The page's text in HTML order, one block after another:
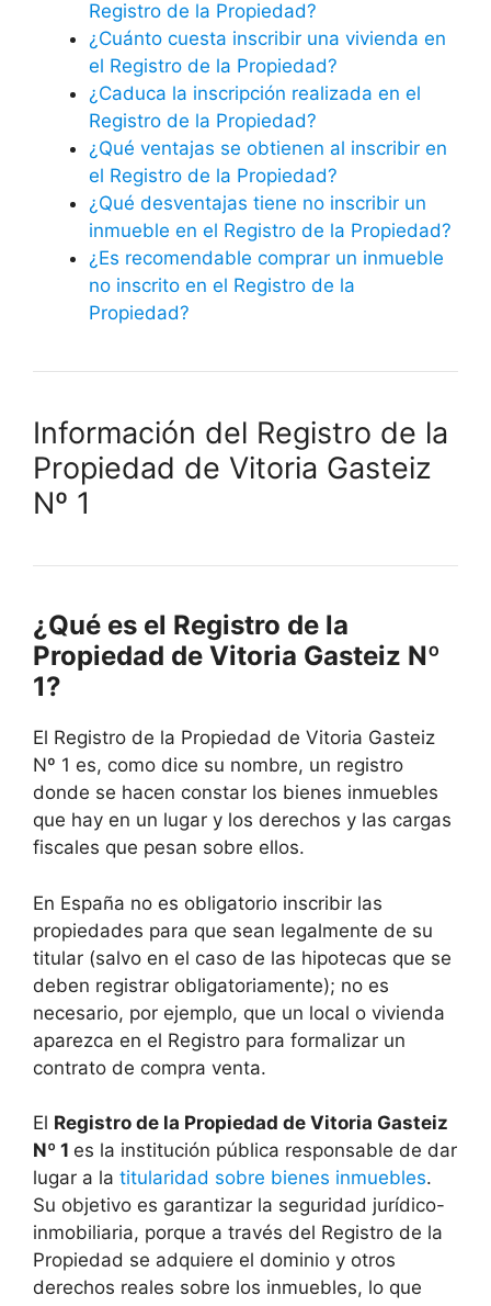
Registro de la Propiedad?
¿Cuánto cuesta inscribir una vivienda en
el Registro de la Propiedad?
¿Caduca la inscripción realizada en el
Registro de la Propiedad?
¿Qué ventajas se obtienen al inscribir en
el Registro de la Propiedad?
¿Qué desventajas tiene no inscribir un
inmueble en el Registro de la Propiedad?
¿Es recomendable comprar un inmueble
no inscrito en el Registro de la
Propiedad?
Información del Registro de la
Propiedad de Vitoria Gasteiz
Nº 1
¿Qué es el Registro de la
Propiedad de Vitoria Gasteiz Nº
1?
El Registro de la Propiedad de Vitoria Gasteiz
Nº 1 es, como dice su nombre, un registro
donde se hacen constar los bienes inmuebles
que hay en un lugar y los derechos y las cargas
fiscales que pesan sobre ellos.
En España no es obligatorio inscribir las
propiedades para que sean legalmente de su
titular (salvo en el caso de las hipotecas que se
deben registrar obligatoriamente); no es
necesario, por ejemplo, que un local o vivienda
aparezca en el Registro para formalizar un
contrato de compra venta.
El Registro de la Propiedad de Vitoria Gasteiz
Nº 1 es la institución pública responsable de dar
lugar a la titularidad sobre bienes inmuebles.
Su objetivo es garantizar la seguridad jurídico-
inmobiliaria, porque a través del Registro de la
Propiedad se adquiere el dominio y otros
derechos reales sobre los inmuebles, lo que